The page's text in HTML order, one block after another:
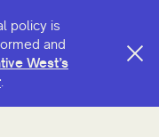
policy is
and
West’s
.